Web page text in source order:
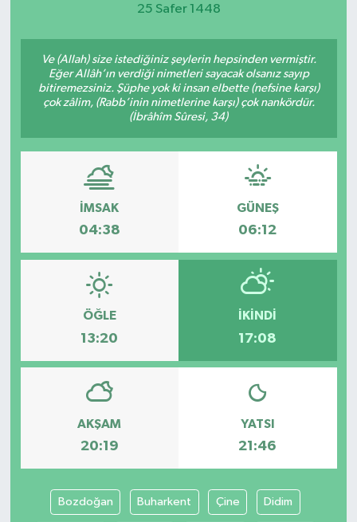
25 Safer 1448
Ve (Allah) size istediğiniz şeylerin hepsinden vermiştir.
Eğer Allâh’ın verdiği nimetleri sayacak olsanız sayıp
bitiremezsiniz. Şüphe yok ki insan elbette (nefsine karşı)
çok zâlim, (Rabb’inin nimetlerine karşı) çok nankördür.
(İbrâhîm Sûresi, 34)
İMSAK
04:38
GÜNEŞ
06:12
ÖĞLE
13:20
İKINDI
17:08
AKŞAM
20:19
YATSI
21:46
Bozdoğan Buharkent Çine Didim
ŞİRKET PANO
YAŞAM